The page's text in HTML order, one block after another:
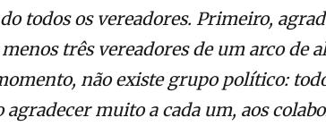
todos os vereadores. Primeiro,
três vereadores de um arco de
não existe grupo político:
muito a cada um, aos